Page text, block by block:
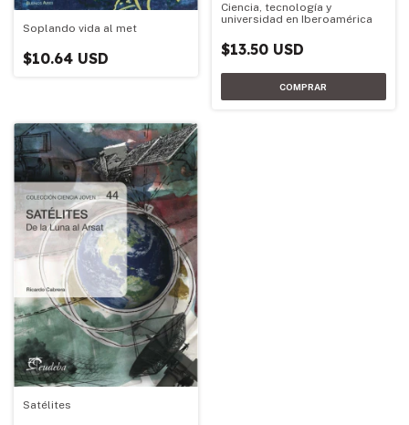
Soplando vida al met
$10.64 USD
Ciencia, tecnología y
universidad en Iberoamérica
$13.50 USD
Satélites